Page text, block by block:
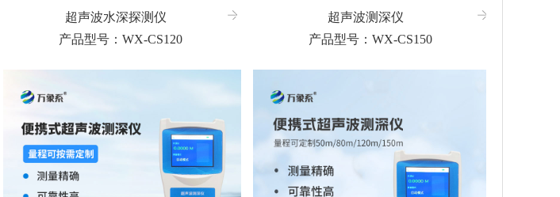
超声波水深探测仪
产品型号：WX-CS120
超声波测深仪
产品型号：WX-CS150